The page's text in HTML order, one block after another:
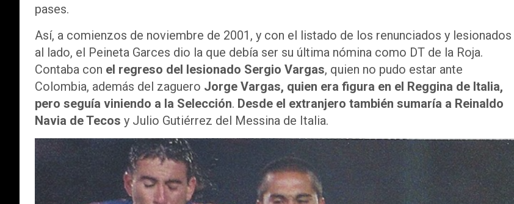
pases.
Así, a comienzos de noviembre de 2001, y con el listado de los renunciados y lesionados
al lado, el Peineta Garces dio la que debía ser su última nómina como DT de la Roja.
Contaba con el regreso del lesionado Sergio Vargas, quien no pudo estar ante
Colombia, además del zaguero Jorge Vargas, quien era figura en el Reggina de Italia,
pero seguía viniendo a la Selección. Desde el extranjero también sumaría a Reinaldo
Navia de Tecos y Julio Gutiérrez del Messina de Italia.